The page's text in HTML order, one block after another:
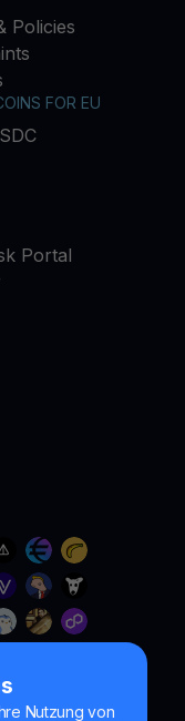
Nutzung von
Policies
FOR EU
Portal